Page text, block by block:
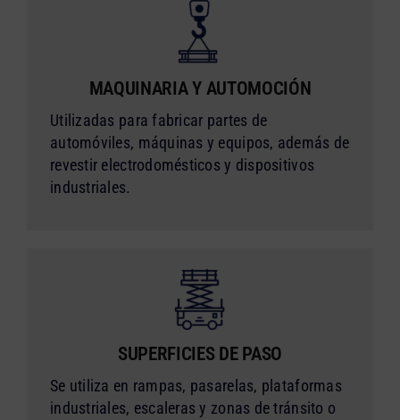
MAQUINARIA Y AUTOMOCIÓN
Utilizadas para fabricar partes de
automóviles, máquinas y equipos, además de
revestir electrodomésticos y dispositivos
industriales.
SUPERFICIES DE PASO
Se utiliza en rampas, pasarelas, plataformas
industriales, escaleras y zonas de tránsito o